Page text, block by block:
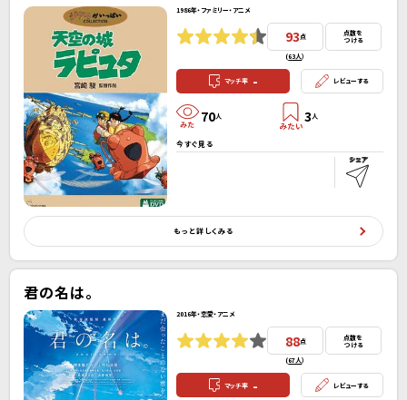
1986年・ファミリー・アニメ
93点
(63人）
点数を
つける
マッチ率 - レビューする
70人 3人
今すぐ見る
もっと詳しくみる
君の名は。
2016年・恋愛・アニメ
88点
(67人）
点数を
つける
マッチ率 - レビューする